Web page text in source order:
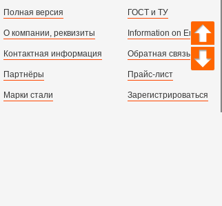
Полная версия
О компании, реквизиты
Контактная информация
Партнёры
Марки стали
ГОСТ и ТУ
Information on English
Обратная связь
Прайс-лист
Зарегистрироваться